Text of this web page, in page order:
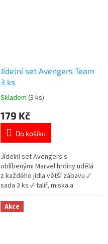
Jídelní set Avengers Team
3 ks
Průměrné
produktu
5,0
5
hvězdiček.
Skladem (3 ks)
179 Kč
Do košíku
Jídelní set Avengers s
oblíbenými Marvel hrdiny udělá
z každého jídla větší zábavu ✓
sada 3 ks ✓ talíř, miska a
kelímek ✓ plast bez BPA ✓
oficiální licence Avengers 👉
Více produktů Avengers
Akce